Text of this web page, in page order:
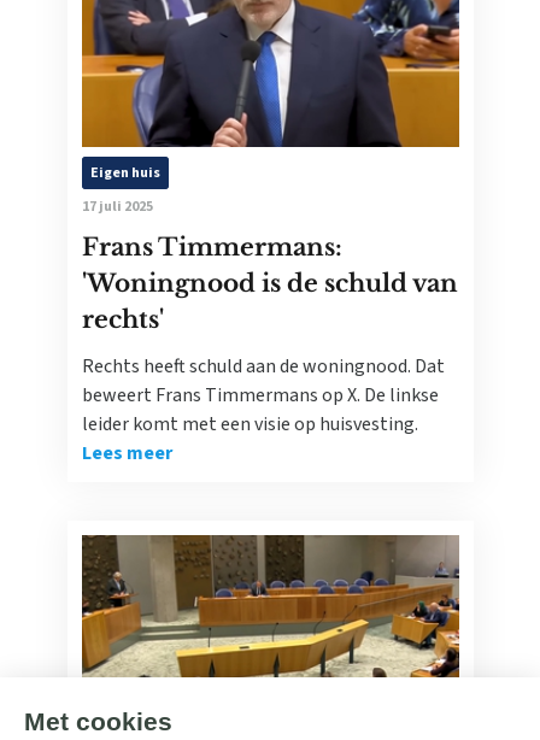
Eigen huis
17 juli 2025
Frans Timmermans:
'Woningnood is de schuld van
rechts'
Rechts heeft schuld aan de woningnood. Dat
beweert Frans Timmermans op X. De linkse
leider komt met een visie op huisvesting.
Lees meer